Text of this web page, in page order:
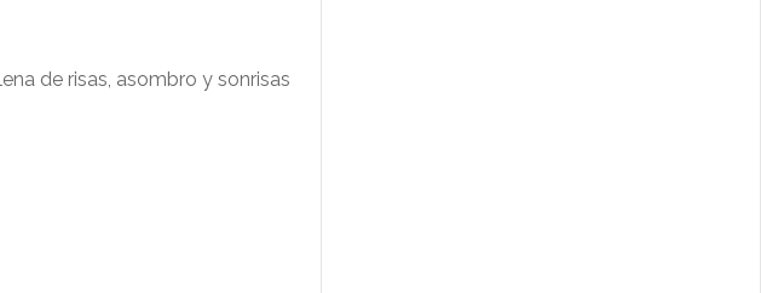
de risas, asombro y sonrisas